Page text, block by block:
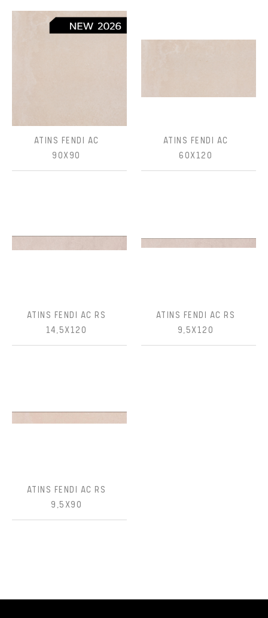
ATINS FENDI AC
90X90
ATINS FENDI AC
60X120
ATINS FENDI AC RS
14,5X120
ATINS FENDI AC RS
9,5X120
ATINS FENDI AC RS
9,5X90